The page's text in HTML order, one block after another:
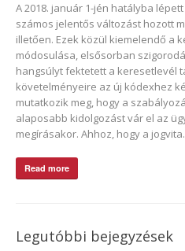
A 2018. január 1-jén hatályba
számos jelentős változást hozott
illetően. Ezek közül kiemelendő a
módosulása, elsősorban
hangsúlyt fektetett a keresetlevél
követelményeire az új kódexhez
mutatkozik meg, hogy a
alaposabb kidolgozást vár el az
megírásakor. Ahhoz, hogy a
Read more
Legutóbbi bejegyzések